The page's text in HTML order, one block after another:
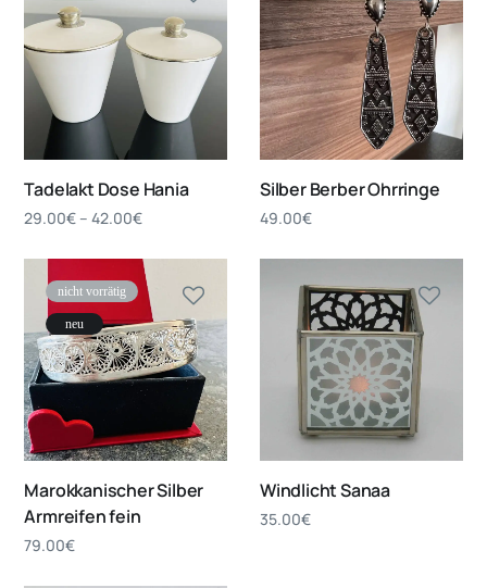
Tadelakt Dose Hania
29.00€ –42.00€
Silber Berber Ohrringe
49.00€
nicht vorrätig
neu
Marokkanischer Silber
Armreifen fein
79.00€
Windlicht Sanaa
35.00€